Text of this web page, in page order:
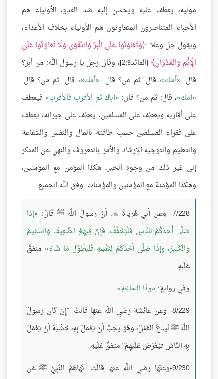
موليه، يعطف عليه ويحسن إليه ضد العدو، الأولياء هم
الأحباء المتناصرون المتعاونون هم الأولياء بخلاف الأعداء،
ويقول جل وعلا: وَتَعَاوَنُوا عَلَى الْبِرِّ وَالتَّقْوَى وَلَا تَعَاوَنُوا عَلَى
الْإِثْمِ وَالْعُدْوَانِ
[المائدة:2]، وقال رجل يا رسول الله: من أبر؟
قال: أمك ، قال: ثم من؟ قال: أمك ، قال: ثم من؟ قال:
أمك ، قال: ثم من؟ قال: أباك ثم الأقرب فالأقرب فيعطف
على أقاربه ويعطف على المسلمين، يعطف على جيرانه، يعطف
على فقراء المسلمين حسب طاقته بالمال والنفس والشفاعة
والتعليم والتوجيه الإرشاد والأمر بالمعروف والنهي عن المنكر
إلى غير ذلك من وجوه الخير، هكذا المؤمن مع المؤمنين،
وهكذا المؤمنة مع المؤمنين والمؤمنات. وفق الله الجميع.
7/228- وعن أَبي هُريرةَ ، أَنَّ رسولَ اللَّه ﷺ قَالَ: إِذا
صَلَّى أَحدُكُمْ للنَّاسِ فلْيُخَفِّفْ، فَإِنَّ فِيهِمْ الضَّعِيفَ وَالسقيمَ
والْكَبِيرَ، وإِذَا صَلَّى أَحَدُكُمْ لِنَفْسِهِ فَلْيطَوِّل مَا شَاءَ متفقٌ
عَلَيهِ.
وفي روايةٍ: وذَا الْحاجَةِ .
8/229- وعن عائشة رضي اللَّه عنها قَالَتْ: "إِنْ كَان رسولُ
اللَّه ﷺ لَيدعُ الْعَمَلَ، وهُوَ يحِبُّ أَنَ يَعْملَ بِهِ، خَشْيةَ أَنْ يَعْمَلَ
بِهِ النَّاسُ فيُفْرَضَ عَلَيْهِمْ" متفقٌ عَلَيهِ.
9/230-وعنْهَا رضي اللَّه عنها قالَتْ: نَهَاهُمْ النَّبِيُّ ﷺ عَن